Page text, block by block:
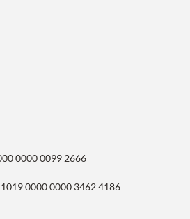
0000 0099 2666
0000 0000 3462 4186